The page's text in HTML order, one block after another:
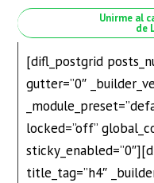
Unirme al
de
[difl_postgrid
gutter=”0″
locked=”off”
title_tag=”h4″